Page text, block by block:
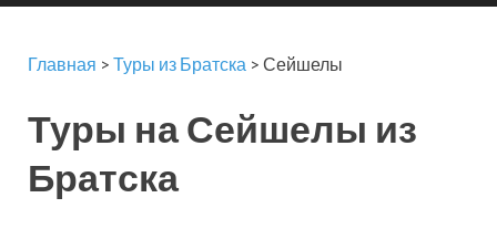
Главная > Туры из Братска > Сейшелы
Туры на Сейшелы из
Братска